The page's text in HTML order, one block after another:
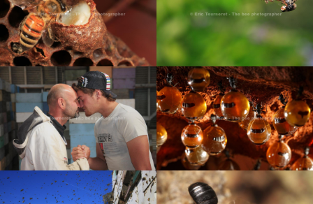
LONDRES, APICULTEURS
URBAINS
CHINE : LA PLUS GRANDE
FÊTE D’APICULTURE DU
LES PRODUITS DE LA
RUCHE
LA REINE